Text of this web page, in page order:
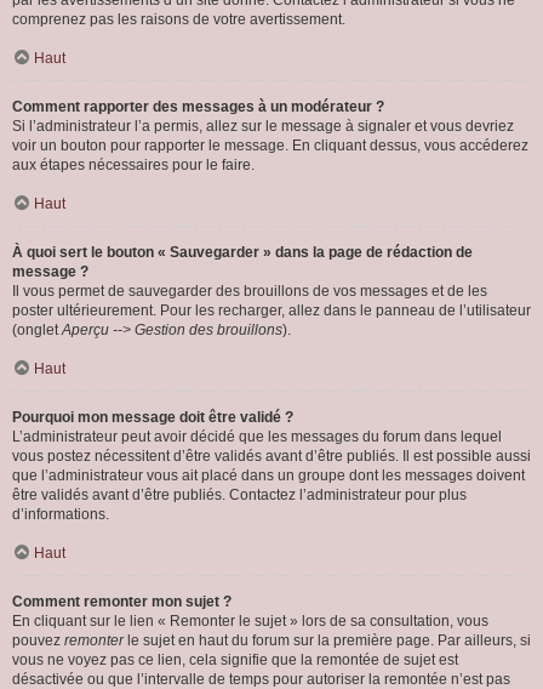
comprenez pas les raisons de votre avertissement.
Haut
Comment rapporter des messages à un modérateur ?
Si l’administrateur l’a permis, allez sur le message à signaler et vous devriez
voir un bouton pour rapporter le message. En cliquant dessus, vous accéderez
aux étapes nécessaires pour le faire.
Haut
À quoi sert le bouton « Sauvegarder » dans la page de rédaction de
message ?
Il vous permet de sauvegarder des brouillons de vos messages et de les
poster ultérieurement. Pour les recharger, allez dans le panneau de l’utilisateur
(ongletAperçu --> Gestion des brouillons).
Haut
Pourquoi mon message doit être validé ?
L’administrateur peut avoir décidé que les messages du forum dans lequel
vous postez nécessitent d’être validés avant d’être publiés. Il est possible aussi
que l’administrateur vous ait placé dans un groupe dont les messages doivent
être validés avant d’être publiés. Contactez l’administrateur pour plus
d’informations.
Haut
Comment remonter mon sujet ?
En cliquant sur le lien « Remonter le sujet » lors de sa consultation, vous
pouvez remonterle sujet en haut du forum sur la première page. Par ailleurs, si
vous ne voyez pas ce lien, cela signifie que la remontée de sujet est
désactivée ou que l’intervalle de temps pour autoriser la remontée n’est pas